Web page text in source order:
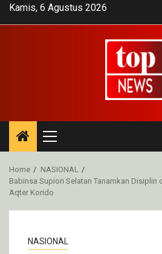
SkipKamis, 6 Agustus 2026
Primary
Menu
Home
NASIONAL
Babinsa Supiori Selatan Tanamkan Disiplin
Aqter Korido
NASIONAL